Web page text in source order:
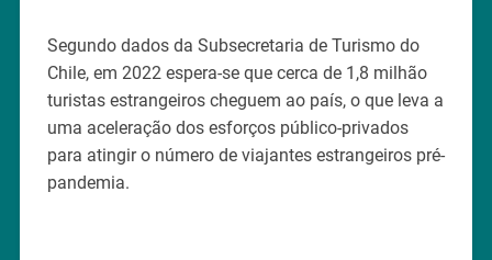
Segundo dados da Subsecretaria de Turismo do
Chile, em 2022 espera-se que cerca de 1,8 milhão
turistas estrangeiros cheguem ao país, o que leva a
uma aceleração dos esforços público-privados
para atingir o número de viajantes estrangeiros pré-
pandemia.